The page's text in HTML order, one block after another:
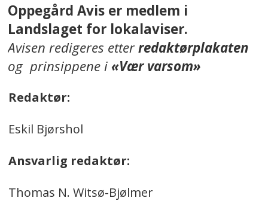
Oppegård Avis er medlem i
Landslaget for lokalaviser.
Avisen redigeres etterredaktørplakaten
og prinsippene i«Vær varsom»
Redaktør:
Eskil Bjørshol
Ansvarlig redaktør:
Thomas N. Witsø-Bjølmer